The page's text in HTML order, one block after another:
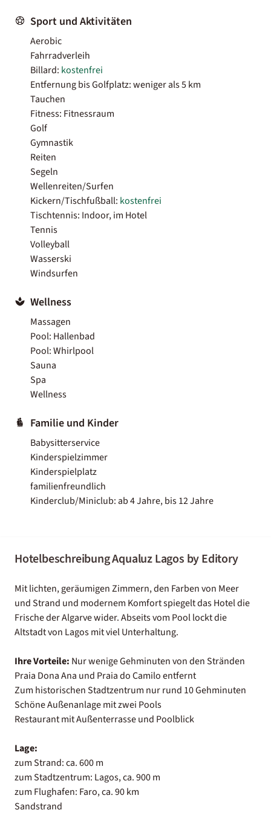
Sport und Aktivitäten
Aerobic
Fahrradverleih
Billard: kostenfrei
Entfernung bis Golfplatz: weniger als 5 km
Tauchen
Fitness: Fitnessraum
Golf
Gymnastik
Reiten
Segeln
Wellenreiten/Surfen
Kickern/Tischfußball: kostenfrei
Tischtennis: Indoor, im Hotel
Tennis
Volleyball
Wasserski
Windsurfen
Wellness
Massagen
Pool: Hallenbad
Pool: Whirlpool
Sauna
Spa
Wellness
Familie und Kinder
Babysitterservice
Kinderspielzimmer
Kinderspielplatz
familienfreundlich
Kinderclub/Miniclub: ab 4 Jahre, bis 12 Jahre
Hotelbeschreibung Aqualuz Lagos by Editory
Mit lichten, geräumigen Zimmern, den Farben von Meer
und Strand und modernem Komfort spiegelt das Hotel die
Frische der Algarve wider. Abseits vom Pool lockt die
Altstadt von Lagos mit viel Unterhaltung.
Ihre Vorteile: Nur wenige Gehminuten von den Stränden
Praia Dona Ana und Praia do Camilo entfernt
Zum historischen Stadtzentrum nur rund 10 Gehminuten
Schöne Außenanlage mit zwei Pools
Restaurant mit Außenterrasse und Poolblick
Lage:
zum Strand: ca. 600 m
zum Stadtzentrum: Lagos, ca. 900 m
zum Flughafen: Faro, ca. 90 km
Sandstrand